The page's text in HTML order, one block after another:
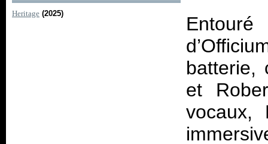
Heritage (2025)
batterie,
et
vocaux,